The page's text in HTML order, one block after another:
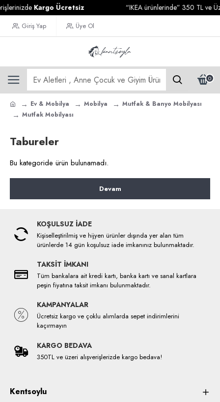
Kargo Ücretsiz “IKEA ürünlerinde” 350 TL ve
Giriş Yap Üye Ol
0
Ev & Mobilya Mobilya
Mutfak & Banyo Mobilyası
Mutfak Mobilyası
Tabureler
Bu kategoride ürün bulunamadı.
Devam
KOŞULSUZ İADE
Kişiselleştirilmiş ve hijyen ürünler dışında yer alan tüm
ürünlerde 14 gün koşulsuz iade imkanınız bulunmaktadır.
TAKSİT İMKANI
Tüm bankalara ait kredi kartı, banka kartı ve sanal kartlara
peşin fiyatına taksit imkanı bulunmaktadır.
KAMPANYALAR
Ücretsiz kargo ve çoklu alımlarda sepet indirimlerini
kaçırmayın
KARGO BEDAVA
350TL ve üzeri alışverişlerizde kargo bedava!
Kentsoylu